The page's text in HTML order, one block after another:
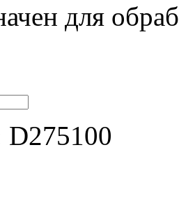
для
D275100